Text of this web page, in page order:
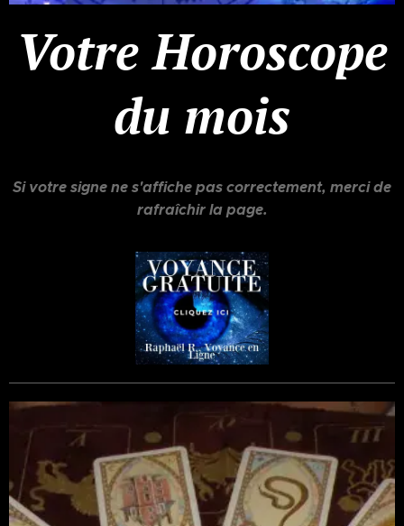
Votre Horoscope
du mois
Si votre signe ne s'affiche pas correctement, merci de
rafraîchir la page.